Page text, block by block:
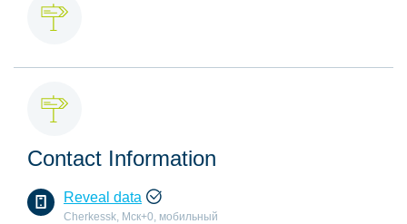
Contact Information
Reveal data
Cherkessk, Мск+0, мобильный